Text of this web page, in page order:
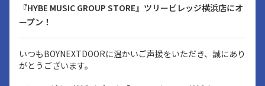
『HYBE MUSIC GROUP STORE』ツリービレッジ横浜店にオ
ープン！
いつもBOYNEXTDOORに温かいご声援をいただき、誠にあり
がとうございます。